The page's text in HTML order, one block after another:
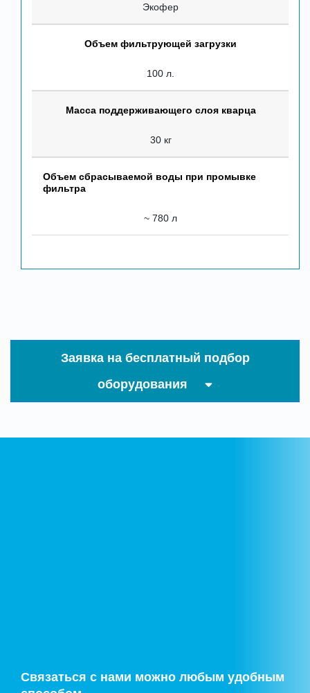
Экофер
Объем фильтрующей загрузки
100 л.
Масса поддерживающего слоя кварца
30 кг
Объем сбрасываемой воды при промывке
фильтра
~ 780 л
Заявка на бесплатный подбор
оборудования
Связаться с нами можно любым удобным